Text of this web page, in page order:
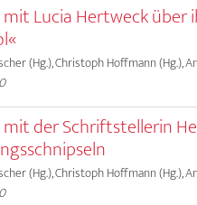
Lucia Hertweck über
(Hg.), Christoph Hoffmann (Hg.),
der Schriftstellerin
(Hg.), Christoph Hoffmann (Hg.),